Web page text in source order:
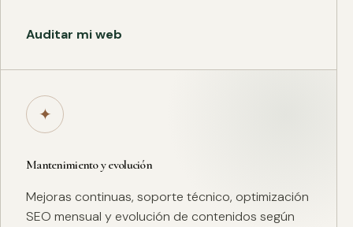
Auditar mi web
✦
Mantenimiento y evolución
Mejoras continuas, soporte técnico, optimización
SEO mensual y evolución de contenidos según